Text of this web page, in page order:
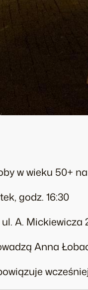
w wieku 50+
godz. 16:30
A. Mickiewicza
Anna